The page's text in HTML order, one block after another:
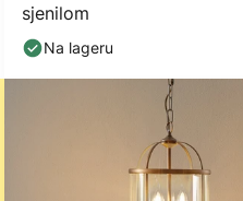
sjenilom
Na lageru